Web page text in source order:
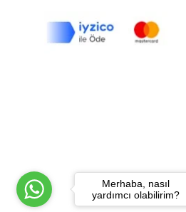
Merhaba, nasıl
yardımcı olabilirim?